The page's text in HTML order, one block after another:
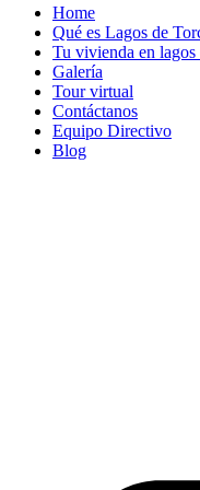
Home
Qué es Lagos de
Tu vivienda en lagos
Galería
Tour virtual
Contáctanos
Equipo Directivo
Blog